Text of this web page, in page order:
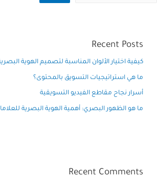
Recent Posts
كيفية اختيار الألوان المناسبة لتصميم الهوية
ما هي استراتيجيات التسويق بالمحتوى؟
أسرار نجاح مقاطع الفيديو التسويقية
ما هو الظهور البصري: أهمية الهوية البصرية
Recent Comments